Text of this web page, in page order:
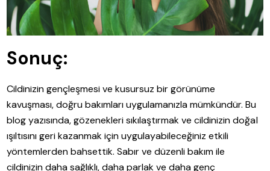
Sonuç:
Cildinizin gençleşmesi ve kusursuz bir görünüme
kavuşması, doğru bakımları uygulamanızla mümkündür. Bu
blog yazısında, gözenekleri sıkılaştırmak ve cildinizin doğal
ışıltısını geri kazanmak için uygulayabileceğiniz etkili
yöntemlerden bahsettik. Sabır ve düzenli bakım ile
cildinizin daha sağlıklı, daha parlak ve daha genç